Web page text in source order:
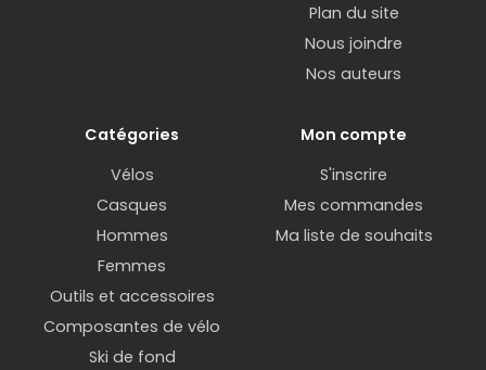
Plan du site
Nous joindre
Nos auteurs
Catégories
Vélos
Casques
Hommes
Femmes
Outils et accessoires
Composantes de vélo
Ski de fond
Mon compte
S'inscrire
Mes commandes
Ma liste de souhaits